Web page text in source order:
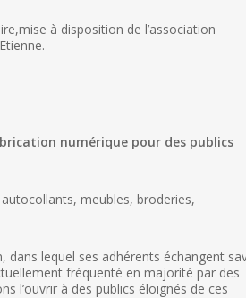
à disposition de l’association
numérique pour des publics
meubles, broderies,
lequel ses adhérents échangent
fréquenté en majorité par des
l’ouvrir à des publics éloignés de ces